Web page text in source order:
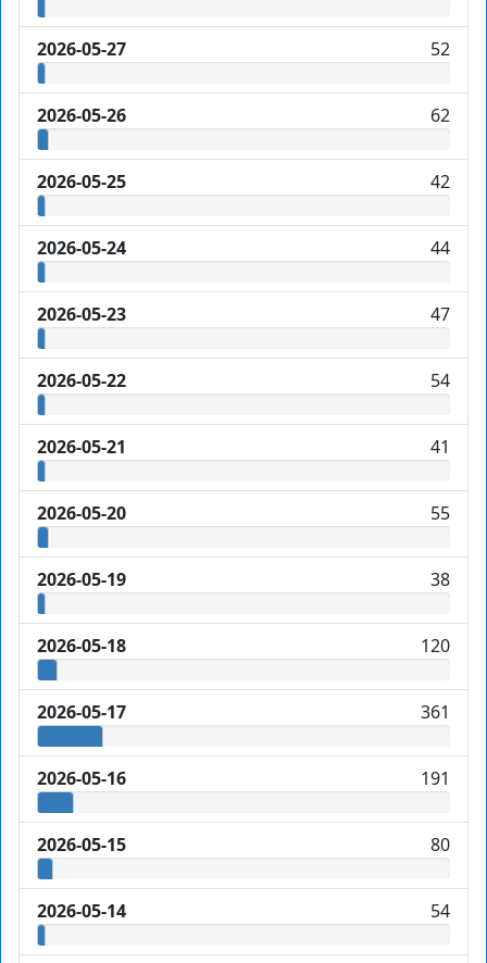
2026-05-27 52
2026-05-26 62
2026-05-25 42
2026-05-24 44
2026-05-23 47
2026-05-22 54
2026-05-21 41
2026-05-20 55
2026-05-19 38
2026-05-18 120
2026-05-17 361
2026-05-16 191
2026-05-15 80
2026-05-14 54